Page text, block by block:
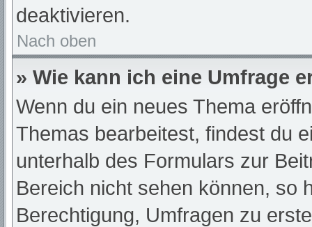
deaktivieren.
Nach oben
» Wie kann ich eine Umfrage
Wenn du ein neues Thema
Themas bearbeitest, findest du
unterhalb des Formulars zur
Bereich nicht sehen können, so
Berechtigung, Umfragen zu